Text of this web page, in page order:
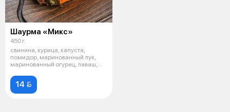
Шаурма «Микс»
450 г.
свинина, курица, капуста,
помидор, маринованный лук,
маринованный огурец, лаваш,
14 